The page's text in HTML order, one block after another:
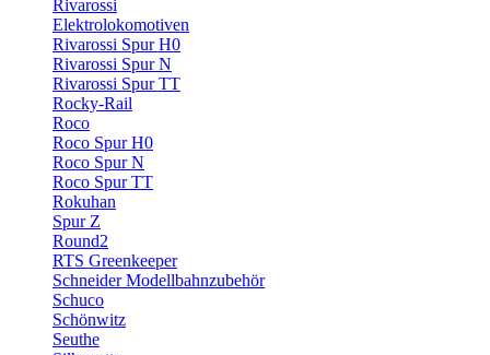
Rivarossi
Elektrolokomotiven
Rivarossi Spur H0
Rivarossi Spur N
Rivarossi Spur TT
Rocky-Rail
Roco
Roco Spur H0
Roco Spur N
Roco Spur TT
Rokuhan
Spur Z
Round2
RTS Greenkeeper
Schneider Modellbahnzubehör
Schuco
Schönwitz
Seuthe